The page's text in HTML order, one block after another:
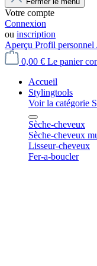
Votre compte
Connexion
ou inscription
Aperçu Profil personnel
0,00 € Le panier
Accueil
Stylingtools
Voir la catégorie
Sèche-cheveux
Sèche-cheveux
Lisseur-cheveux
Fer-a-boucler